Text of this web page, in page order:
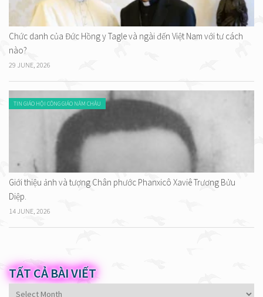
Chức danh của Đức Hồng y Tagle và ngài đến Việt Nam với tư cách
nào?
29 JUNE, 2026
TIN GIÁO HỘI CÔNG GIÁO NĂM CHÂU
Giới thiệu ảnh và tượng Chân phước Phanxicô Xaviê Trương Bửu
Diệp.
14 JUNE, 2026
TẤT CẢ BÀI VIẾT
Tất